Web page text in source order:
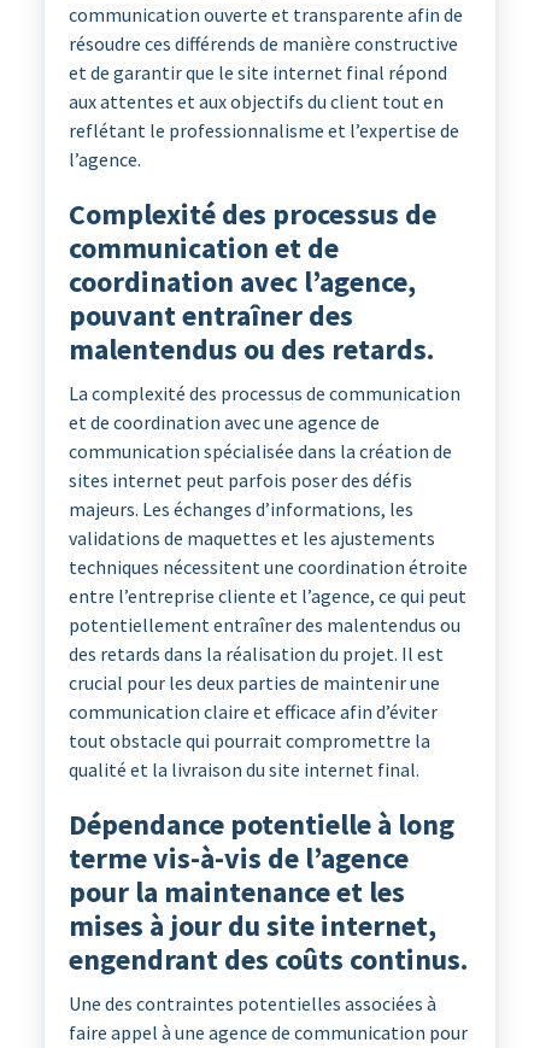
communication ouverte et transparente afin de
résoudre ces différends de manière constructive
et de garantir que le site internet final répond
aux attentes et aux objectifs du client tout en
reflétant le professionnalisme et l’expertise de
l’agence.
Complexité des processus de
communication et de
coordination avec l’agence,
pouvant entraîner des
malentendus ou des retards.
La complexité des processus de communication
et de coordination avec une agence de
communication spécialisée dans la création de
sites internet peut parfois poser des défis
majeurs. Les échanges d’informations, les
validations de maquettes et les ajustements
techniques nécessitent une coordination étroite
entre l’entreprise cliente et l’agence, ce qui peut
potentiellement entraîner des malentendus ou
des retards dans la réalisation du projet. Il est
crucial pour les deux parties de maintenir une
communication claire et efficace afin d’éviter
tout obstacle qui pourrait compromettre la
qualité et la livraison du site internet final.
Dépendance potentielle à long
terme vis-à-vis de l’agence
pour la maintenance et les
mises à jour du site internet,
engendrant des coûts continus.
Une des contraintes potentielles associées à
faire appel à une agence de communication pour